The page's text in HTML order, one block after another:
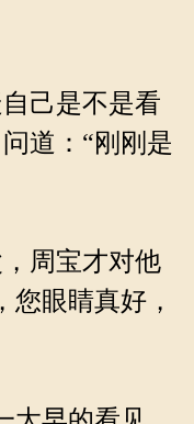
己是不是看
道：“刚刚是
周宝才对他
您眼睛真好，